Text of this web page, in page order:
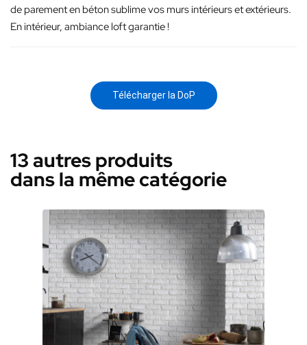
de parement en béton sublime vos murs intérieurs et extérieurs.
En intérieur, ambiance loft garantie !
Télécharger la DoP
13 autres produits
dans la même catégorie